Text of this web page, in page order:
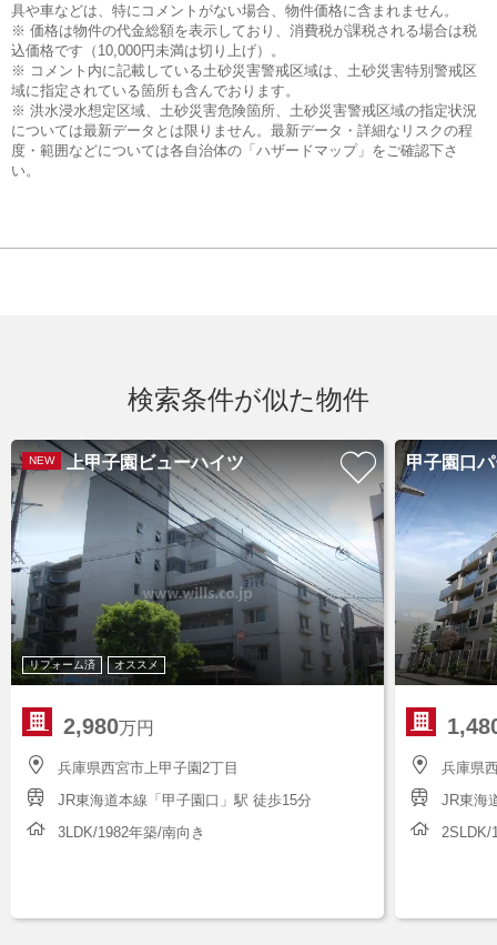
具や車などは、特にコメントがない場合、物件価格に含まれません。
※ 価格は物件の代金総額を表示しており、消費税が課税される場合は税
込価格です（10,000円未満は切り上げ）。
※ コメント内に記載している土砂災害警戒区域は、土砂災害特別警戒区
域に指定されている箇所も含んでおります。
※ 洪水浸水想定区域、土砂災害危険箇所、土砂災害警戒区域の指定状況
については最新データとは限りません。最新データ・詳細なリスクの程
度・範囲などについては各自治体の「ハザードマップ」をご確認下さ
い。
検索条件が似た物件
NEW 上甲子園ビューハイツ
リフォーム済 オススメ
2,980万円
兵庫県西宮市上甲子園2丁目
JR東海道本線「甲子園口」駅 徒歩15分
3LDK/1982年築/南向き
甲子園口
兵庫県
JR東海
2SLDK/